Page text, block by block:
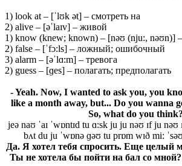
1) look at – [ˈlʊk ət] – смотреть на
2) alive – [əˈlaɪv] – живой
1) know (knew; known) – [nəʊ (nju:, nəʊn)] –
2) false – [ˈfɔ:ls] – ложный; ошибочный
3) alarm – [əˈlɑ:m] – тревога
2) guess – [ɡes] – полагать; предполагать
- Yeah. Now, I wanted to ask you, you
like a month away, but... Do you wanna
So, what do you think?
jeə naʊ ˈaɪ ˈwɒntɪd tu ɑ:sk ju ju nəʊ ɪf ju nəʊ
bʌt du ju ˈwɒnə ɡəʊ tu prɒm wɪð mi:
Да. Я хотел тебя спросить. Еще целый
Ты не хотела бы пойти на бал со